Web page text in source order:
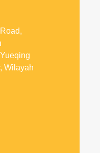
Wilayah